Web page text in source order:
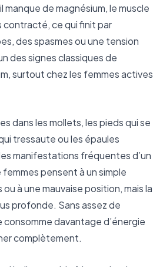
manque de magnésium, le muscle
ce qui finit par
des spasmes ou une tension
des signes classiques de
surtout chez les femmes actives
dans les mollets, les pieds qui se
tressaute ou les épaules
manifestations fréquentes d’un
pensent à un simple
à une mauvaise position, mais la
profonde. Sans assez de
consomme davantage d’énergie
complètement.